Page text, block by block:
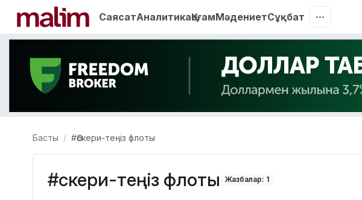
СаясатАналитикаҚоғамМәдениетСұқбат
Басты #Әскери-теңіз флоты
#Әскери-теңіз флоты Жазбалар: 1